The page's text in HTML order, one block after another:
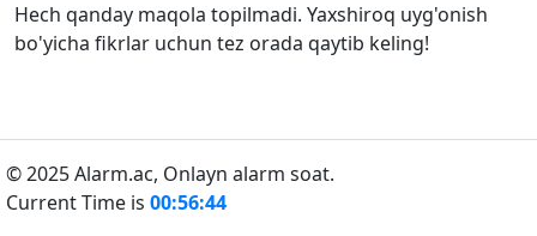
Hech qanday maqola topilmadi. Yaxshiroq uyg'onish
bo'yicha fikrlar uchun tez orada qaytib keling!
© 2025 Alarm.ac, Onlayn alarm soat.
Current Time is 00:56:44